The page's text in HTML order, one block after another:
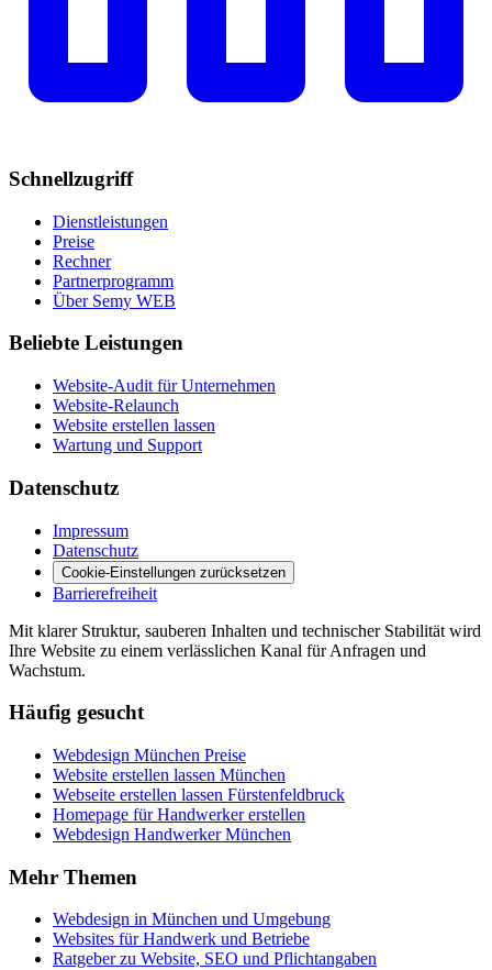
Schnellzugriff
Dienstleistungen
Preise
Rechner
Partnerprogramm
Über Semy WEB
Beliebte Leistungen
Website-Audit für Unternehmen
Website-Relaunch
Website erstellen lassen
Wartung und Support
Datenschutz
Impressum
Datenschutz
Cookie-Einstellungen zurücksetzen
Barrierefreiheit
Mit klarer Struktur, sauberen Inhalten und technischer Stabilität wird
Ihre Website zu einem verlässlichen Kanal für Anfragen und
Wachstum.
Häufig gesucht
Webdesign München Preise
Website erstellen lassen München
Webseite erstellen lassen Fürstenfeldbruck
Homepage für Handwerker erstellen
Webdesign Handwerker München
Mehr Themen
Webdesign in München und Umgebung
Websites für Handwerk und Betriebe
Ratgeber zu Website, SEO und Pflichtangaben